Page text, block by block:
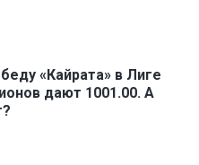
«Кайрата» в Лиге
дают 1001.00. А